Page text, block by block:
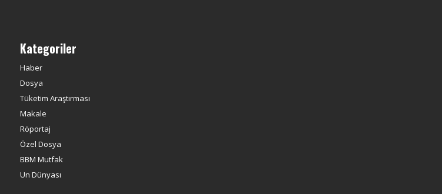
Kategoriler
Haber
Dosya
Tüketim Araştırması
Makale
Röportaj
Özel Dosya
BBM Mutfak
Un Dünyası